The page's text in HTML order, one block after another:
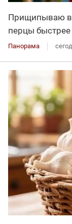
Прищипываю
перцы
Панорама